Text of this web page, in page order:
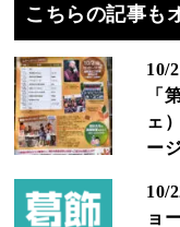
こちらの記事も
10/
「
ェ
ー
10/
ョ